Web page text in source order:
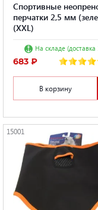
Спортивные
перчатки 2,5 мм
(XXL)
На складе
683 ₽
В корзину
15001